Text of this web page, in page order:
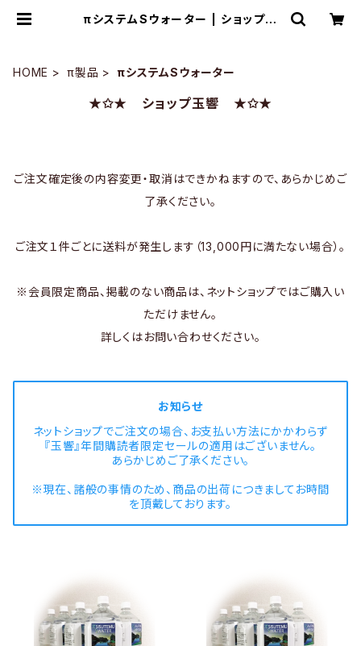
πシステムSウォーター | ショップ玉
HOME π製品 πシステムSウォーター
★✩★ ショップ玉響 ★✩★
ご注文確定後の内容変更・取消はできかねますので、あらかじめご
了承ください。
ご注文１件ごとに送料が発生します（13,000円に満たない場合）。
※会員限定商品、掲載のない商品は、ネットショップではご購入い
ただけません。
詳しくはお問い合わせください。
お知らせ
ネットショップでご注文の場合、お支払い方法にかかわらず
『玉響』年間購読者限定セールの適用はございません。
あらかじめご了承ください。
※現在、諸般の事情のため、商品の出荷につきましてお時間
を頂戴しております。